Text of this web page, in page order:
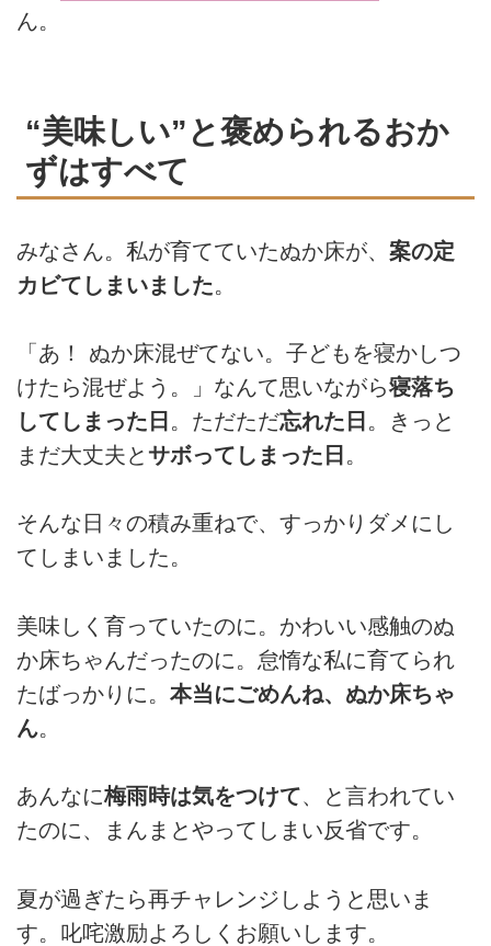
ん。
“美味しい”と褒められるおか
ずはすべて
みなさん。私が育てていたぬか床が、 案の定
カビてしまいました。
「あ！ ぬか床混ぜてない。子どもを寝かしつ
けたら混ぜよう。」なんて思いながら寝落ち
してしまった日 。ただただ忘れた日 。きっと
まだ大丈夫とサボってしまった日 。
そんな日々の積み重ねで、すっかりダメにし
てしまいました。
美味しく育っていたのに。かわいい感触のぬ
か床ちゃんだったのに。怠惰な私に育てられ
たばっかりに。 本当にごめんね、ぬか床ちゃ
ん。
あんなに梅雨時は気をつけて、と言われてい
たのに、まんまとやってしまい反省です。
夏が過ぎたら再チャレンジしようと思いま
す。叱咤激励よろしくお願いします。